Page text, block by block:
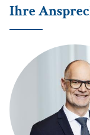
Ihre